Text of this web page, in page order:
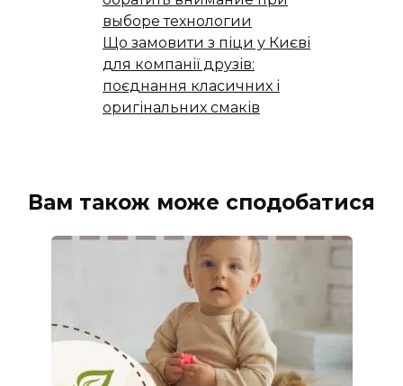
выборе технологии
Що замовити з піци у Києві
для компанії друзів:
поєднання класичних і
оригінальних смаків
Вам також може сподобатися